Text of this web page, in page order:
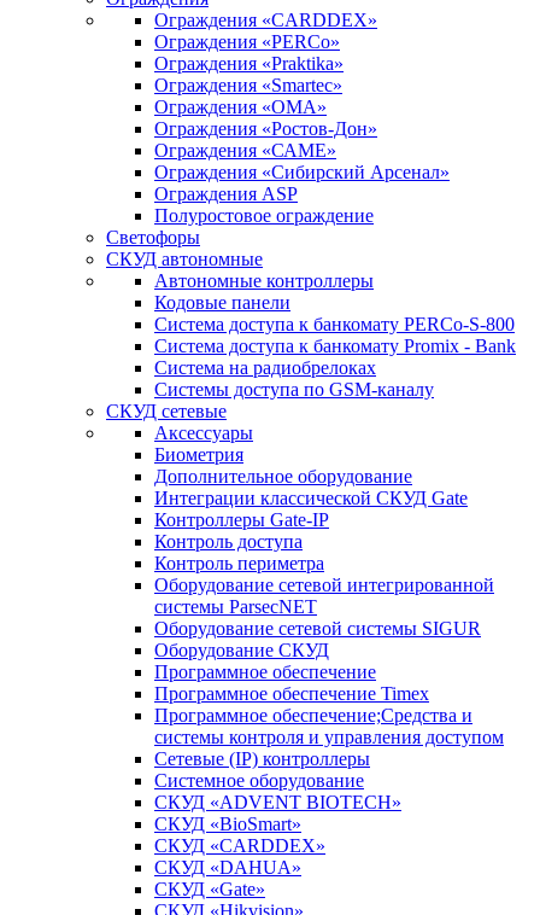
Ограждения «CARDDEX»
Ограждения «PERCo»
Ограждения «Praktika»
Ограждения «Smartec»
Ограждения «ОМА»
Ограждения «Ростов-Дон»
Ограждения «САМЕ»
Ограждения «Сибирский Арсенал»
Ограждения ASP
Полуростовое ограждение
Светофоры
СКУД автономные
Автономные контроллеры
Кодовые панели
Система доступа к банкомату PERCo-S-800
Система доступа к банкомату Promix - Bank
Система на радиобрелоках
Системы доступа по GSM-каналу
СКУД сетевые
Аксессуары
Биометрия
Дополнительное оборудование
Интеграции классической СКУД Gate
Контроллеры Gate-IP
Контроль доступа
Контроль периметра
Оборудование сетевой интегрированной
системы ParsecNET
Оборудование сетевой системы SIGUR
Оборудование СКУД
Программное обеспечение
Программное обеспечение Timex
Программное обеспечение;Средства и
системы контроля и управления доступом
Сетевые (IP) контроллеры
Системное оборудование
СКУД «ADVENT BIOTECH»
СКУД «BioSmart»
СКУД «CARDDEX»
СКУД «DAHUA»
СКУД «Gate»
СКУД «Hikvision»